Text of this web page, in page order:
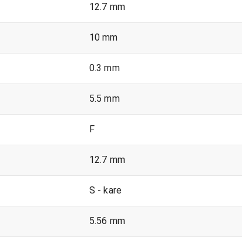
12.7 mm
10 mm
0.3 mm
5.5 mm
F
12.7 mm
S - kare
5.56 mm